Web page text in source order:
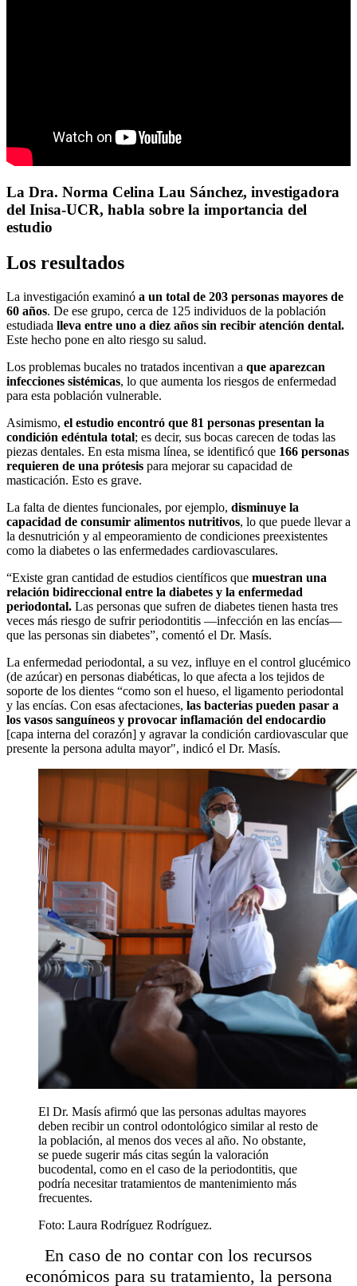
La Dra. Norma Celina Lau Sánchez, investigadora
del Inisa-UCR, habla sobre la importancia del
estudio
Los resultados
La investigación examinó a un total de 203 personas mayores de
60 años. De ese grupo, cerca de 125 individuos de la población
estudiada lleva entre uno a diez años sin recibir atención dental.
Este hecho pone en alto riesgo su salud.
Los problemas bucales no tratados incentivan a que aparezcan
infecciones sistémicas, lo que aumenta los riesgos de enfermedad
para esta población vulnerable.
Asimismo, el estudio encontró que 81 personas presentan la
condición edéntula total; es decir, sus bocas carecen de todas las
piezas dentales. En esta misma línea, se identificó que 166 personas
requieren de una prótesis para mejorar su capacidad de
masticación. Esto es grave.
La falta de dientes funcionales, por ejemplo, disminuye la
capacidad de consumir alimentos nutritivos, lo que puede llevar a
la desnutrición y al empeoramiento de condiciones preexistentes
como la diabetes o las enfermedades cardiovasculares.
“Existe gran cantidad de estudios científicos que muestran una
relación bidireccional entre la diabetes y la enfermedad
periodontal. Las personas que sufren de diabetes tienen hasta tres
veces más riesgo de sufrir periodontitis —infección en las encías—
que las personas sin diabetes”, comentó el Dr. Masís.
La enfermedad periodontal, a su vez, influye en el control glucémico
(de azúcar) en personas diabéticas, lo que afecta a los tejidos de
soporte de los dientes “como son el hueso, el ligamento periodontal
y las encías. Con esas afectaciones, las bacterias pueden pasar a
los vasos sanguíneos y provocar inflamación del endocardio
[capa interna del corazón] y agravar la condición cardiovascular que
presente la persona adulta mayor", indicó el Dr. Masís.
El Dr. Masís afirmó que las personas adultas mayores
deben recibir un control odontológico similar al resto de
la población, al menos dos veces al año. No obstante,
se puede sugerir más citas según la valoración
bucodental, como en el caso de la periodontitis, que
podría necesitar tratamientos de mantenimiento más
frecuentes.
Foto: Laura Rodríguez Rodríguez.
En caso de no contar con los recursos
económicos para su tratamiento, la persona